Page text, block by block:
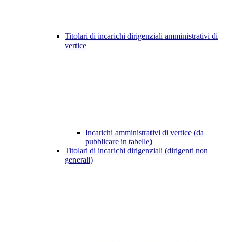
Titolari di incarichi dirigenziali amministrativi di
vertice
Incarichi amministrativi di vertice (da
pubblicare in tabelle)
Titolari di incarichi dirigenziali (dirigenti non
generali)